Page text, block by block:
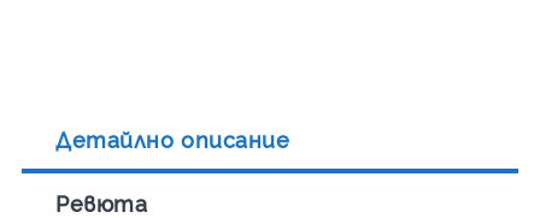
Детайлно описание
Ревюта